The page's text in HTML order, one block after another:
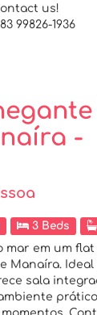
-
3 Beds
mar em um
Manaíra.
sala
us!
99826-1936